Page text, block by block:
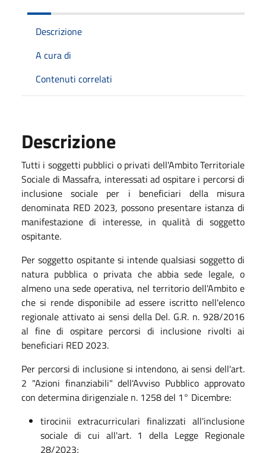
Descrizione
A cura di
Contenuti correlati
Descrizione
Tutti i soggetti pubblici o privati dell'Ambito Territoriale
Sociale di Massafra, interessati ad ospitare i percorsi di
inclusione sociale per i beneficiari della misura
denominata RED 2023, possono presentare istanza di
manifestazione di interesse, in qualità di soggetto
ospitante.
Per soggetto ospitante si intende qualsiasi soggetto di
natura pubblica o privata che abbia sede legale, o
almeno una sede operativa, nel territorio dell'Ambito e
che si rende disponibile ad essere iscritto nell'elenco
regionale attivato ai sensi della Del. G.R. n. 928/2016
al fine di ospitare percorsi di inclusione rivolti ai
beneficiari RED 2023.
Per percorsi di inclusione si intendono, ai sensi dell'art.
2 "Azioni finanziabili" dell'Avviso Pubblico approvato
con determina dirigenziale n. 1258 del 1° Dicembre:
tirocinii extracurriculari finalizzati all'inclusione
sociale di cui all'art. 1 della Legge Regionale
28/2023;